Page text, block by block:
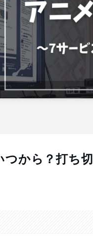
つから？打ち切